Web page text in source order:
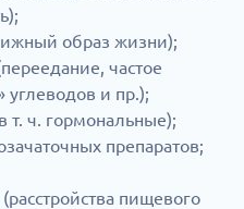
образ жизни);
частое
углеводов и пр.);
т. ч. гормональные);
препаратов;
пищевого